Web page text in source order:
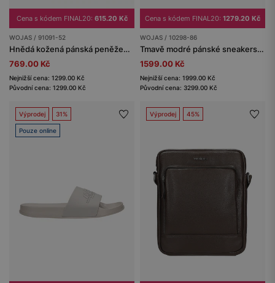
Cena s kódem FINAL20: 615.20 Kč
WOJAS / 91091-52
Hnědá kožená pánská peněženka
769.00 Kč
Nejnižší cena: 1299.00 Kč
Původní cena: 1299.00 Kč
Cena s kódem FINAL20: 1279.20 Kč
WOJAS / 10298-86
Tmavě modré pánské sneakers se šedými vložkami
1599.00 Kč
Nejnižší cena: 1999.00 Kč
Původní cena: 3299.00 Kč
Výprodej 31%
Pouze online
Výprodej 45%